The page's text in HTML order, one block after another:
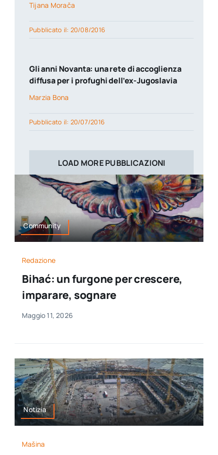
Tijana Morača
Pubblicato il: 20/08/2016
Gli anni Novanta: una rete di accoglienza
diffusa per i profughi dell’ex-Jugoslavia
Marzia Bona
Pubblicato il: 20/07/2016
LOAD MORE PUBBLICAZIONI
Community
Redazione
Bihać: un furgone per crescere,
imparare, sognare
Maggio 11, 2026
Notizia
Mašina